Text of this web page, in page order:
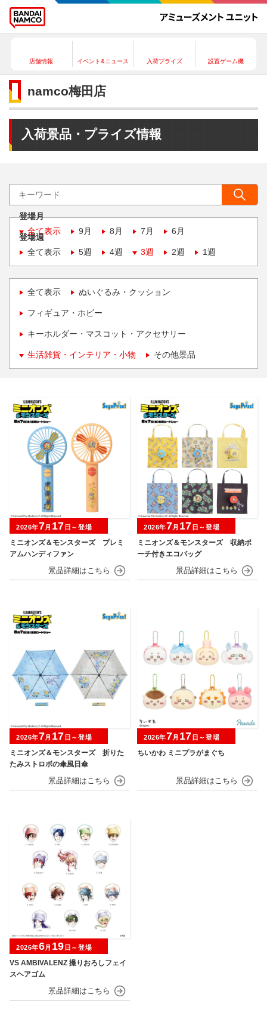
店舗情報 イベント&ニュース 入荷プライズ 設置ゲーム機
namco梅田店
入荷景品・プライズ情報
登場月
全て表示
9月 8月 7月 6月
登場週
全て表示
5週 4週 3週 2週 1週
全て表示 ぬいぐるみ・クッション
フィギュア・ホビー
キーホルダー・マスコット・アクセサリー
生活雑貨・インテリア・小物 その他景品
ミニオンズ＆モンスターズ プレミ
アムハンディファン
2026年7月 17 日～登場
ミニオンズ＆モンスターズ 収納ポ
ーチ付きエコバッグ
2026年7月 17 日～登場
ミニオンズ＆モンスターズ 折りた
たみストロボの傘風日傘
2026年7月 17 日～登場
ちいかわ ミニプラがまぐち
2026年7月 17 日～登場
VS AMBIVALENZ 撮りおろしフェイ
スヘアゴム
2026年6月 19 日～登場